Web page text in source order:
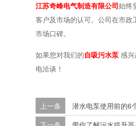
江苏奇峰电气制造有限公司始终
客户及市场的认可。公司在市
市场口碑。
如果您对我们的自吸污水泵 感
电洽谈！
上一条
潜水电泵使用前的6